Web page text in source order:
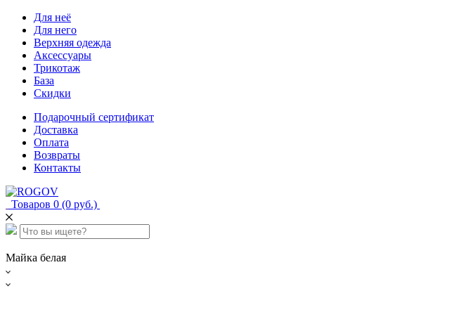
Для неё
Для него
Верхняя одежда
Аксессуары
Трикотаж
База
Скидки
Подарочный сертификат
Доставка
Оплата
Возвраты
Контакты
Товаров 0 (0 руб.)
Майка белая